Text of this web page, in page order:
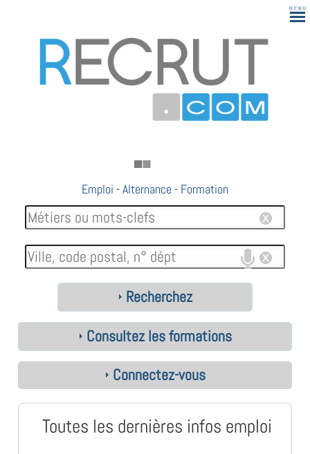
Emploi -Alternance - Formation
Recherchez
Consultez les formations
Connectez-vous
Toutes les dernières infos emploi